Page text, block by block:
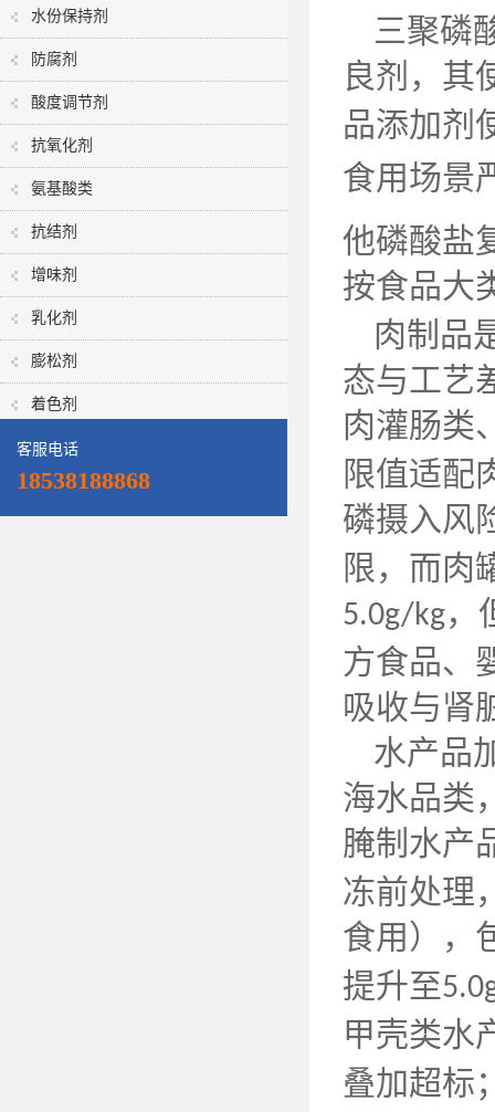
水份保持剂
防腐剂
酸度调节剂
抗氧化剂
氨基酸类
抗结剂
增味剂
乳化剂
膨松剂
着色剂
客服电话
18538188868
三聚磷
良剂，其
品添加剂
食用场景
他磷酸盐
按食品大
肉制品
态与工艺
肉灌肠类
限值适配
磷摄入风
限，而肉
5.0g/kg，
方食品、
吸收与肾
水产品
海水品类
腌制水产
冻前处理
食用），
提升至
甲壳类水
叠加超标